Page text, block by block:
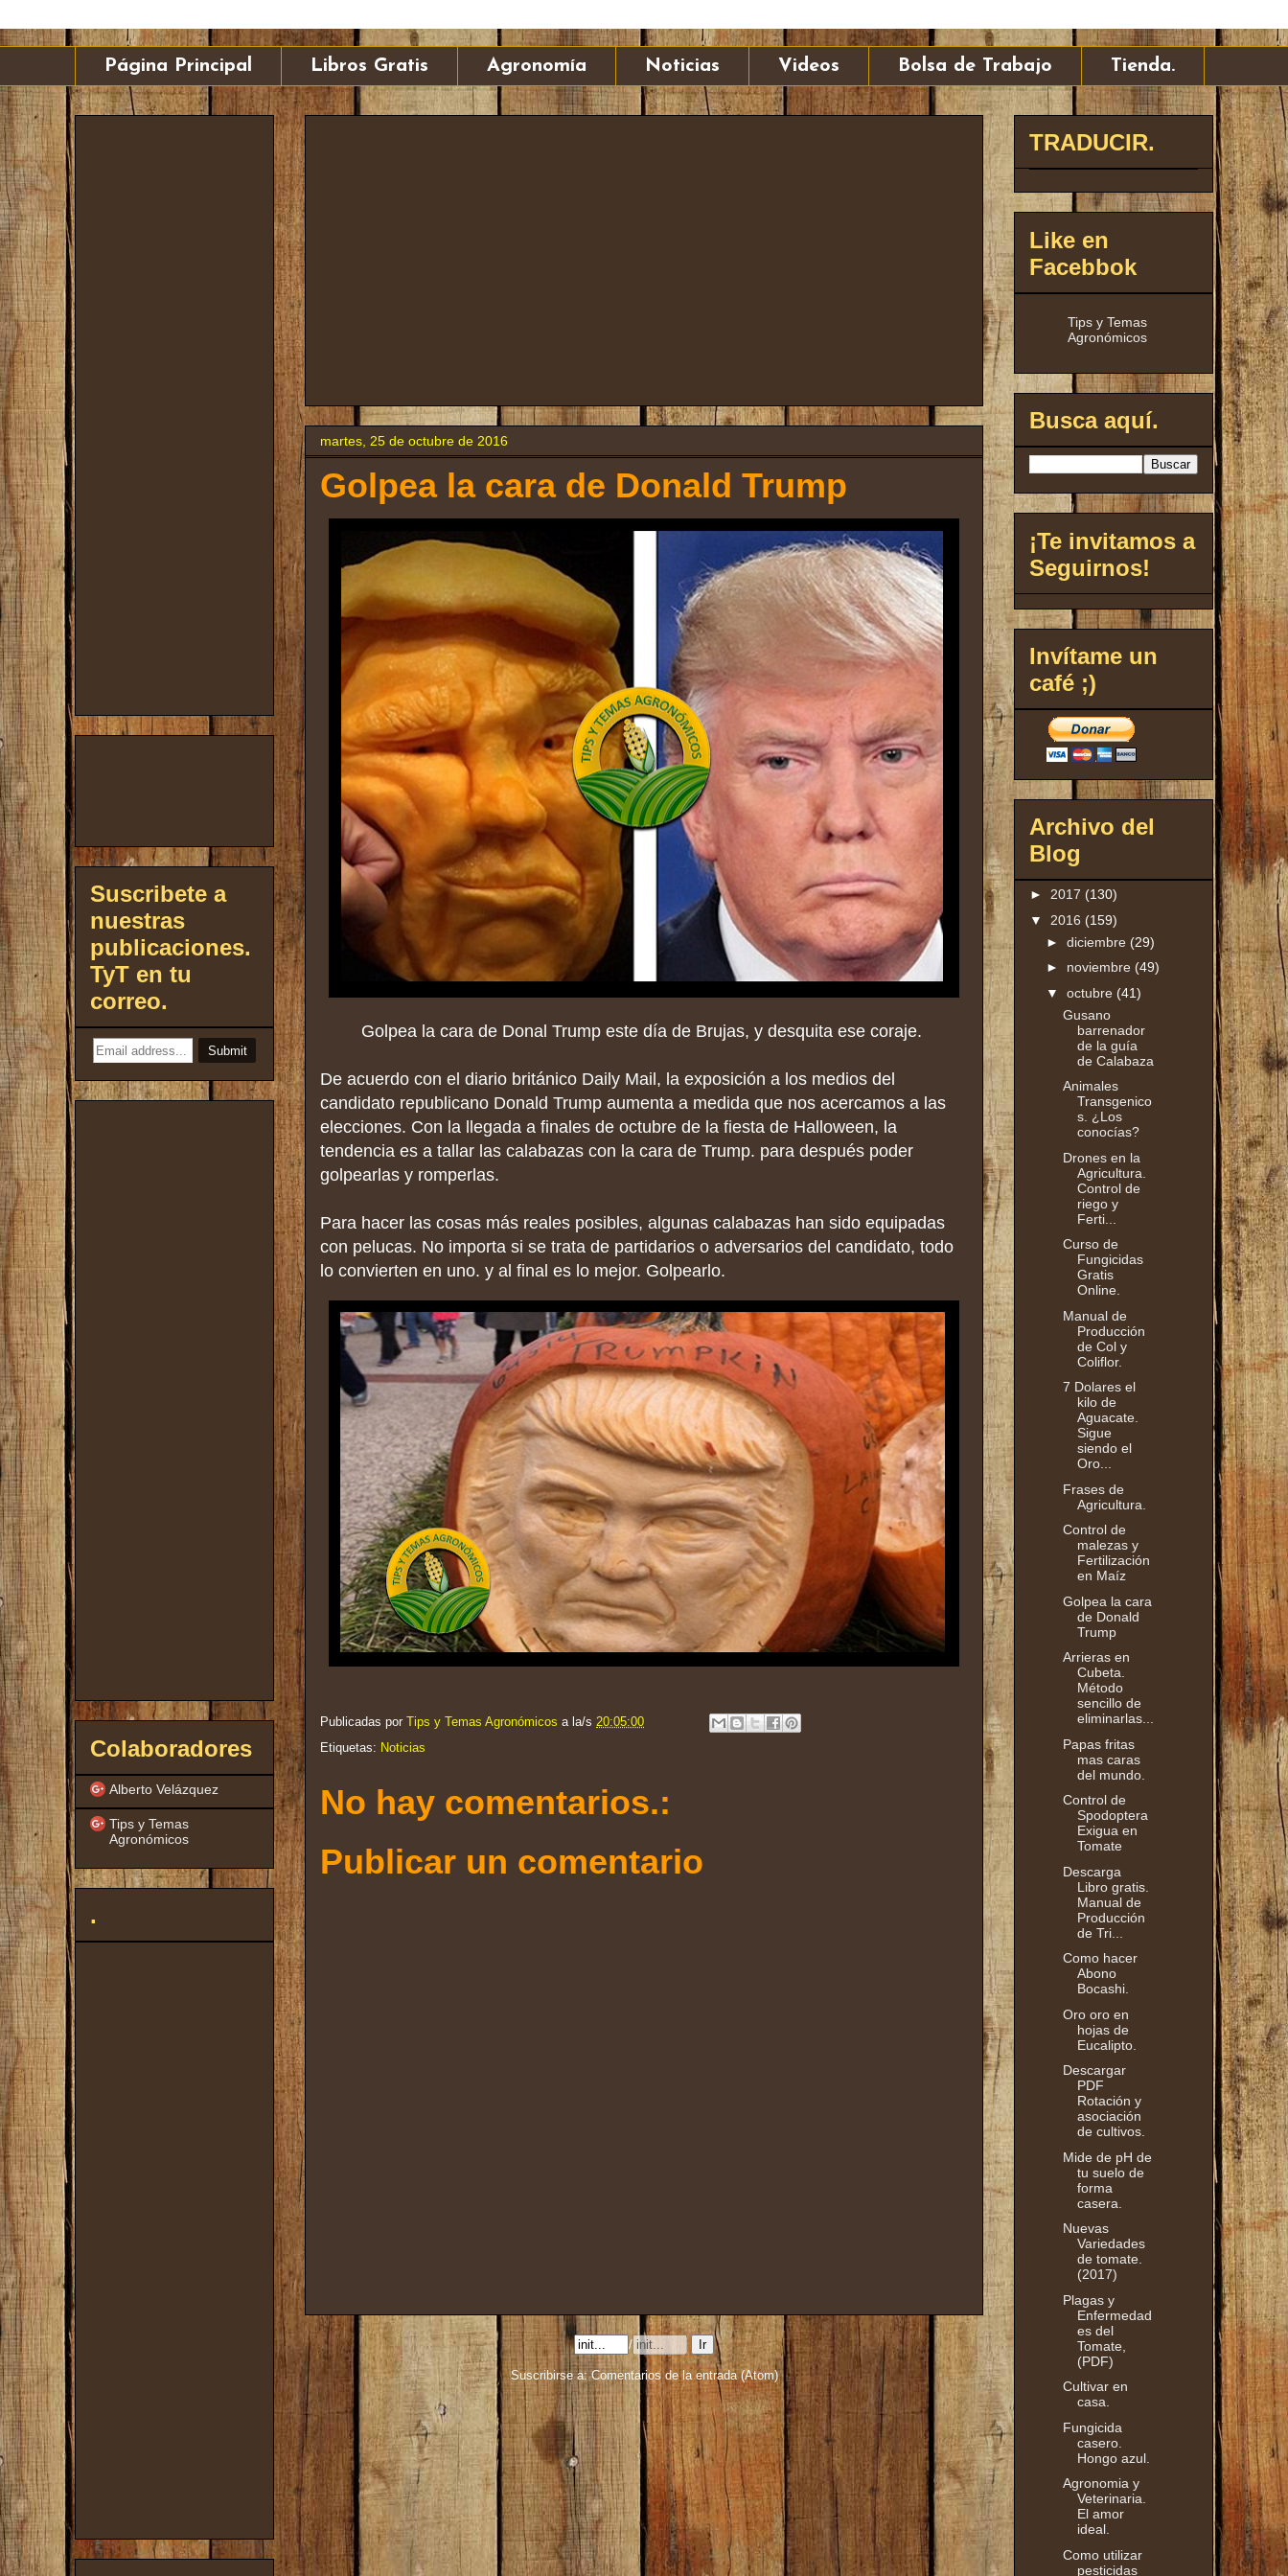
Página Principal Libros Gratis Agronomía Noticias Videos Bolsa de Trabajo Tienda.
martes, 25 de octubre de 2016
Golpea la cara de Donald Trump
Golpea la cara de Donal Trump este día de Brujas, y desquita ese coraje.
De acuerdo con el diario británico Daily Mail, la exposición a los medios del
candidato republicano Donald Trump aumenta a medida que nos acercamos a las
elecciones. Con la llegada a finales de octubre de la fiesta de Halloween, la
tendencia es a tallar las calabazas con la cara de Trump. para después poder
golpearlas y romperlas.
Para hacer las cosas más reales posibles, algunas calabazas han sido equipadas
con pelucas. No importa si se trata de partidarios o adversarios del candidato, todo
lo convierten en uno. y al final es lo mejor. Golpearlo.
Publicadas por Tips y Temas Agronómicos a la/s 20:05:00
Etiquetas: Noticias
No hay comentarios.:
Publicar un comentario
/
Suscribirse a:Comentarios de la entrada (Atom)
Suscribete a
nuestras
publicaciones.
TyT en tu
correo.
Colaboradores
Alberto Velázquez
Tips y Temas
Agronómicos
.
TRADUCIR.
Like en
Facebbok
Tips y Temas
Agronómicos
Busca aquí.
¡Te invitamos a
Seguirnos!
Invítame un
café ;)
Archivo del
Blog
► 2017 (130)
▼ 2016 (159)
► diciembre (29)
► noviembre (49)
▼ octubre (41)
Gusano
barrenador
de la guía
de Calabaza
Animales
Transgenico
s. ¿Los
conocías?
Drones en la
Agricultura.
Control de
riego y
Ferti...
Curso de
Fungicidas
Gratis
Online.
Manual de
Producción
de Col y
Coliflor.
7 Dolares el
kilo de
Aguacate.
Sigue
siendo el
Oro...
Frases de
Agricultura.
Control de
malezas y
Fertilización
en Maíz
Golpea la cara
de Donald
Trump
Arrieras en
Cubeta.
Método
sencillo de
eliminarlas...
Papas fritas
mas caras
del mundo.
Control de
Spodoptera
Exigua en
Tomate
Descarga
Libro gratis.
Manual de
Producción
de Tri...
Como hacer
Abono
Bocashi.
Oro oro en
hojas de
Eucalipto.
Descargar
PDF
Rotación y
asociación
de cultivos.
Mide de pH de
tu suelo de
forma
casera.
Nuevas
Variedades
de tomate.
(2017)
Plagas y
Enfermedad
es del
Tomate,
(PDF)
Cultivar en
casa.
Fungicida
casero.
Hongo azul.
Agronomia y
Veterinaria.
El amor
ideal.
Como utilizar
pesticidas